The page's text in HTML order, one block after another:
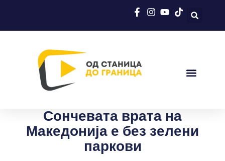
Сончевата врата на
Македонија е без зелени
паркови